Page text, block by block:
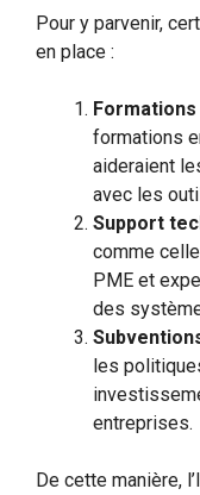
Pour y parvenir,
en place :
formations
aideraient
avec les
Support
comme
PME et
des
les
entreprises.
De cette manière,